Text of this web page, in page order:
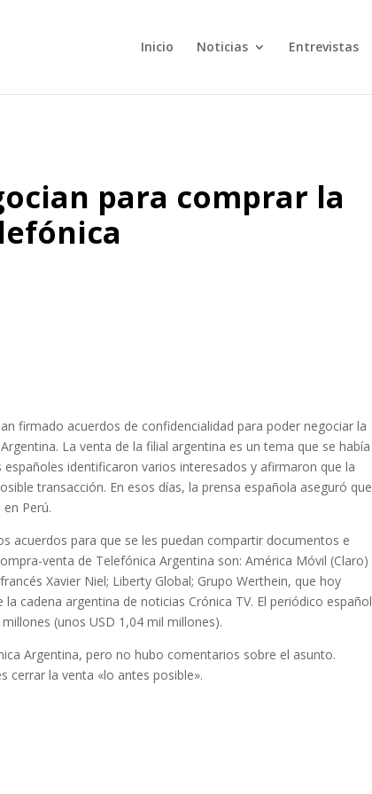
Inicio Noticias Entrevistas
para comprar la
firmado acuerdos de confidencialidad para poder negociar la
La venta de la filial argentina es un tema que se había
identificaron varios interesados y afirmaron que la
transacción. En esos días, la prensa española aseguró que
Perú.
acuerdos para que se les puedan compartir documentos e
venta de Telefónica Argentina son: América Móvil (Claro)
Xavier Niel; Liberty Global; Grupo Werthein, que hoy
cadena argentina de noticias Crónica TV. El periódico español
(unos USD 1,04 mil millones).
Argentina, pero no hubo comentarios sobre el asunto.
cerrar la venta «lo antes posible».